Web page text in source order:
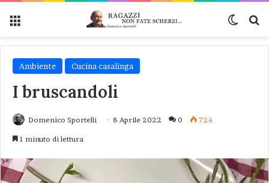
Ambiente Cucina casalinga
I bruscandoli
Domenico Sportelli 8 Aprile 2022 0 724
1 minuto di lettura